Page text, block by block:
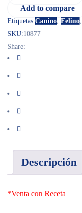
Add to compare
Etiquetas:Canino Felino
SKU:10877
Share:
Descripción
*Venta con Receta